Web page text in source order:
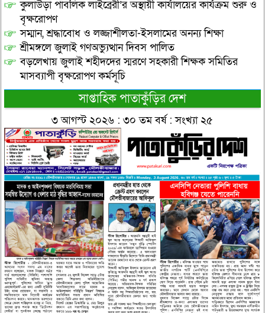
কুলাউড়া পাবলিক লাইব্রেরী’র অস্থায়ী কার্যালয়ের কার্যক্রম শুরু ও
বৃক্ষরোপণ
সম্মান, শ্রদ্ধাবোধ ও লজ্জাশীলতা-ইসলামের অনন্য শিক্ষা
শ্রীমঙ্গলে জুলাই গণঅভ্যুত্থান দিবস পালিত
বড়লেখায় জুলাই শহীদদের স্মরণে সহকারী শিক্ষক সমিতির
মাসব্যাপী বৃক্ষরোপণ কর্মসূচি
সাপ্তাহিক পাতাকুঁড়ির দেশ
৩ আগস্ট ২০২৬ : ৩০ তম বর্ষ : সংখ্যা ২৫